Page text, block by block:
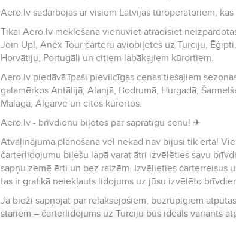
Aero.lv sadarbojas ar visiem Latvijas tūroperatoriem,
Tikai Aero.lv meklēšanā vienuviet atradīsiet
Join Up!, Anex Tour čarteru aviobiļetes uz Turciju,
Horvātiju, Portugāli un citiem labākajiem kūrortiem.
Aero.lv piedāvā īpaši pievilcīgas cenas tiešajiem
galamērķos Antālijā, Alanjā, Bodrumā, Hurgadā,
Malagā, Algarvē un citos kūrortos.
Aero.lv - brīvdienu biļetes par saprātīgu cenu! ✈
Atvaļinājuma plānošana vēl nekad nav bijusi tik ērta!
čarterlidojumu biļešu lapā varat ātri izvēlēties savu
sapņu zemē ērti un bez raizēm. Izvēlieties čarterreisus
tas ir grafikā neiekļauts lidojums uz jūsu izvēlēto
Ja bieži sapņojat par relaksējošiem, bezrūpīgiem
stariem – čarterlidojums uz Turciju būs ideāls variants
viļņus, stāvot uz sērfinga dēļa, laiks doties uz Tenerifi.